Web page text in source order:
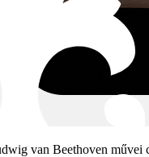
van Beethoven művei